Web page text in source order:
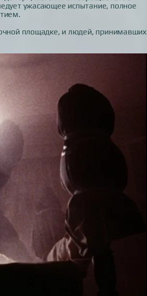
ужасающее испытание, полное
площадке, и людей, принимавших